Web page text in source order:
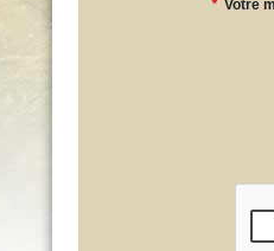
* Votre